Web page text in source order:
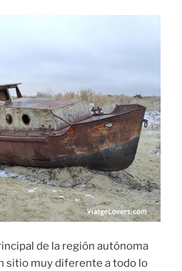
de la región autónoma
sitio muy diferente a todo lo